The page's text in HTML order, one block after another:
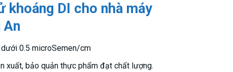
khoáng DI cho nhà máy
0.5 microSemen/cm
xuất, bảo quản thực phẩm đạt chất lượng.